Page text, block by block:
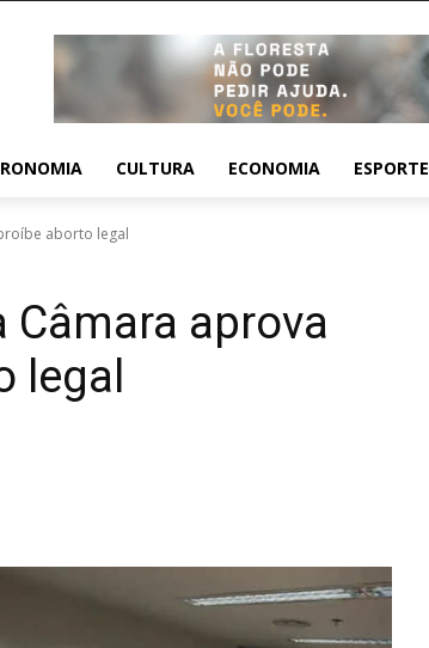
CULTURA ECONOMIA ESPORTE
aborto legal
Câmara aprova
legal